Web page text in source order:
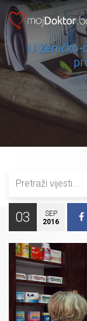
U
03
SEP
2016